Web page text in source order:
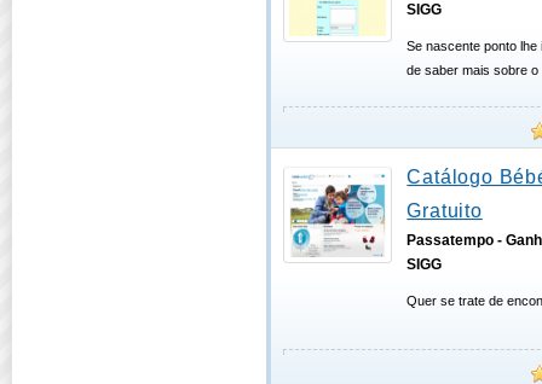
SIGG
Se nascente ponto
de saber mais sobre o
Catálogo
Gratuito
Passatempo -
SIGG
Quer se trate de